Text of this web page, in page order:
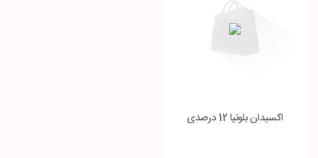
اکسیدان بلونیا 12 درصدی